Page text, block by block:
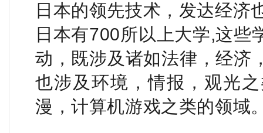
日本的领先技术，发达经济
日本有700所以上大学,这些
动，既涉及诸如法律，经济
也涉及环境，情报，观光
漫，计算机游戏之类的领域